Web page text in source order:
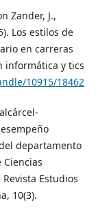
Zander, J.,
Los estilos de
en carreras
informática y tics
10915/18462
departamento
Estudios
10(3).